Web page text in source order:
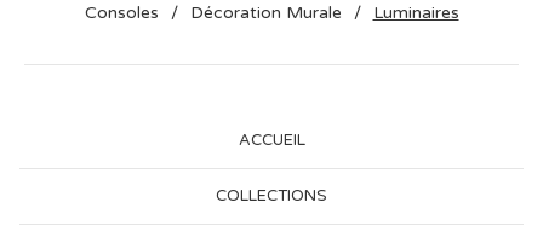
Consoles
Décoration Murale Luminaires
ACCUEIL
COLLECTIONS